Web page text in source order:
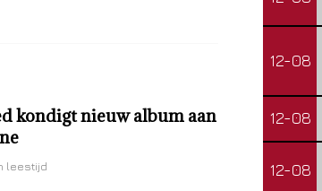
kondigt nieuw album aan
leestijd
12-08
12-08
12-08